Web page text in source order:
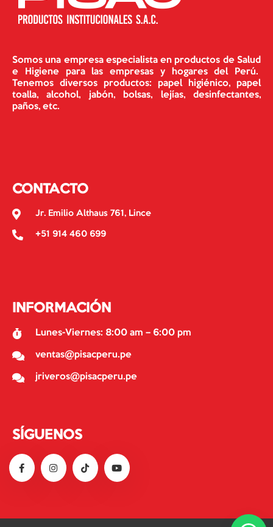
Somos una empresa especialista en productos de Salud
e Higiene para las empresas y hogares del Perú.
Tenemos diversos productos: papel higiénico, papel
toalla, alcohol, jabón, bolsas, lejías, desinfectantes,
paños, etc.
CONTACTO
Jr. Emilio Althaus 761, Lince
+51 914 460 699
INFORMACIÓN
Lunes-Viernes: 8:00 am – 6:00 pm
ventas@pisacperu.pe
jriveros@pisacperu.pe
SÍGUENOS